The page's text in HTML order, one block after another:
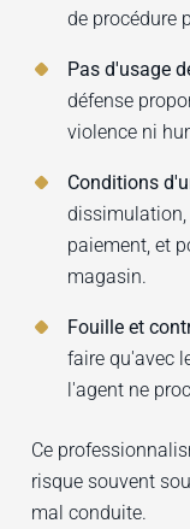
de procédure
Pas d'usage
défense
violence ni
Conditions
dissimulation,
paiement, et
magasin.
Fouille et
faire qu'avec
l'agent ne
Ce
risque souvent
mal conduite.